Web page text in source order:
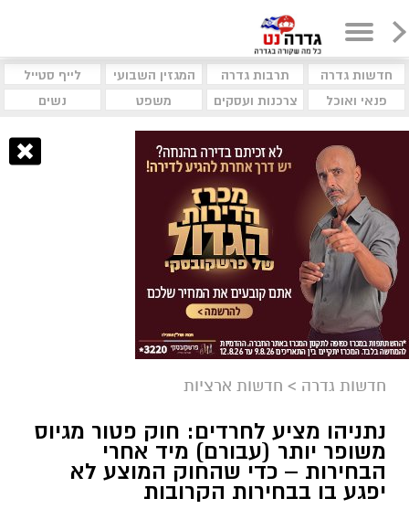
חדשות גדרה תרבות גדרה המגזין השבועי
לייף סטייל
פנאי ואוכל
צרכנות ועסקים משפט נשים
חדשות גדרה > חדשות ארציות
נתניהו מציע לחרדים: חוק פטור מגיוס
משופר יותר (עבורם) מיד אחרי
הבחירות – כדי שהחוק המוצע לא
יפגע בו בבחירות הקרובות